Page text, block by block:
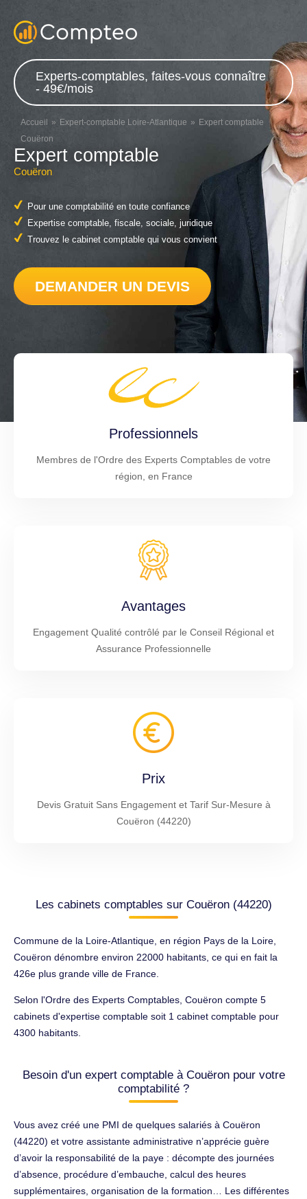
Experts-comptables, faites-vous connaître
- 49€/mois
Accueil Expert-comptable Loire-Atlantique
Expert comptable
Couëron
Expert comptable
Couëron
Pour une comptabilité en toute confiance
Expertise comptable, fiscale, sociale, juridique
Trouvez le cabinet comptable qui vous convient
DEMANDER UN DEVIS
Professionnels
Membres de l'Ordre des Experts Comptables de votre
région, en France
Avantages
Engagement Qualité contrôlé par le Conseil Régional et
Assurance Professionnelle
Prix
Devis Gratuit Sans Engagement et Tarif Sur-Mesure à
Couëron (44220)
Les cabinets comptables sur Couëron (44220)
Commune de la Loire-Atlantique, en région Pays de la Loire,
Couëron dénombre environ 22000 habitants, ce qui en fait la
426e plus grande ville de France.
Selon l'Ordre des Experts Comptables, Couëron compte 5
cabinets d'expertise comptable soit 1 cabinet comptable pour
4300 habitants.
Besoin d'un expert comptable à Couëron pour votre
comptabilité ?
Vous avez créé une PMI de quelques salariés à Couëron
(44220) et votre assistante administrative n’apprécie guère
d’avoir la responsabilité de la paye : décompte des journées
d’absence, procédure d’embauche, calcul des heures
supplémentaires, organisation de la formation… Les différentes